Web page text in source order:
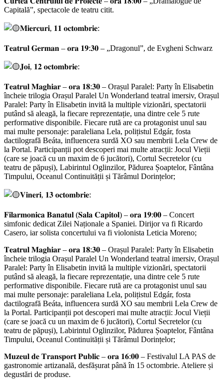
Capitală”, spectacole de teatru citit.
𝐌𝐢𝐞𝐫𝐜𝐮𝐫𝐢, 𝟏𝟏 𝐨𝐜𝐭𝐨𝐦𝐛𝐫𝐢𝐞:
𝐓𝐞𝐚𝐭𝐫𝐮𝐥 𝐆𝐞𝐫𝐦𝐚𝐧 – 𝐨𝐫𝐚 𝟏𝟗:𝟑𝟎 – „Dragonul”, de Evgheni Schwarz
𝐉𝐨𝐢, 𝟏𝟐 𝐨𝐜𝐭𝐨𝐦𝐛𝐫𝐢𝐞:
𝐓𝐞𝐚𝐭𝐫𝐮𝐥 𝐌𝐚𝐠𝐡𝐢𝐚𝐫 – 𝐨𝐫𝐚 𝟏𝟖:𝟑𝟎 – Orașul Paralel: Party în Elisabetin
încheie trilogia Orașul Paralel Un Wonderland teatral imersiv, Orașul
Paralel: Party în Elisabetin invită la multiple vizionări, spectatorii
putând să aleagă, la fiecare reprezentație, una dintre cele 5 rute
performative disponibile. Fiecare rută are ca protagonist unul sau
mai multe personaje: paraleliana Lela, polițistul Edgár, fosta
dactilografă Beáta, influencera surdă XO sau membrii Lela Crew de
la Portal. Participanții pot descoperi mai multe atracții: Jocul Vieții
(care se joacă cu un maxim de 6 jucători), Cortul Secretelor (cu
teatru de păpuși), Labirintul Oglinzilor, Pădurea Șoaptelor, Fântâna
Timpului, Oceanul Continuității și Tărâmul Dorințelor;
𝐕𝐢𝐧𝐞𝐫𝐢, 𝟏𝟑 𝐨𝐜𝐭𝐨𝐦𝐛𝐫𝐢𝐞:
𝐅𝐢𝐥𝐚𝐫𝐦𝐨𝐧𝐢𝐜𝐚 𝐁𝐚𝐧𝐚𝐭𝐮𝐥 (𝐒𝐚𝐥𝐚 𝐂𝐚𝐩𝐢𝐭𝐨𝐥) – 𝐨𝐫𝐚 𝟏𝟗:𝟎𝟎 – Concert
simfonic dedicat Zilei Naționale a Spaniei. Dirijor va fi Ricardo
Casero, iar solista concertului va fi violonista Leticia Moreno;
𝐓𝐞𝐚𝐭𝐫𝐮𝐥 𝐌𝐚𝐠𝐡𝐢𝐚𝐫 – 𝐨𝐫𝐚 𝟏𝟖:𝟑𝟎 – Orașul Paralel: Party în Elisabetin
încheie trilogia Orașul Paralel Un Wonderland teatral imersiv, Orașul
Paralel: Party în Elisabetin invită la multiple vizionări, spectatorii
putând să aleagă, la fiecare reprezentație, una dintre cele 5 rute
performative disponibile. Fiecare rută are ca protagonist unul sau
mai multe personaje: paraleliana Lela, polițistul Edgár, fosta
dactilografă Beáta, influencera surdă XO sau membrii Lela Crew de
la Portal. Participanții pot descoperi mai multe atracții: Jocul Vieții
(care se joacă cu un maxim de 6 jucători), Cortul Secretelor (cu
teatru de păpuși), Labirintul Oglinzilor, Pădurea Șoaptelor, Fântâna
Timpului, Oceanul Continuității și Tărâmul Dorințelor;
𝐌𝐮𝐳𝐞𝐮𝐥 𝐝𝐞 𝐓𝐫𝐚𝐧𝐬𝐩𝐨𝐫𝐭 𝐏𝐮𝐛𝐥𝐢𝐜 – 𝐨𝐫𝐚 𝟏𝟔:𝟎𝟎 – Festivalul LA PAS de
gastronomie artizanală, desfășurat până în 15 octombrie. Ateliere și
degustări de produse.